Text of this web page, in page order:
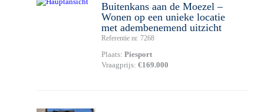
Buitenkans aan de Moezel –
Wonen op een unieke locatie
met adembenemend uitzicht
Referentie nr. 7268
Plaats: Piesport
Vraagprijs: €169.000